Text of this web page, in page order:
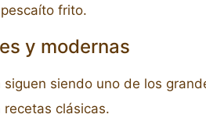
frito.
y modernas
siguen siendo uno de los
clásicas.